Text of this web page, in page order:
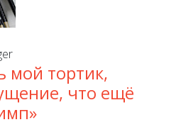
мой тортик,
что ещё